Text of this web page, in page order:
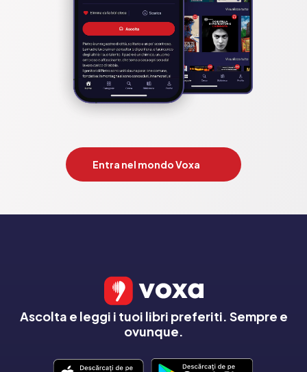
Entra nel mondo Voxa
Ascolta e leggi i tuoi libri preferiti. Sempre e
ovunque.